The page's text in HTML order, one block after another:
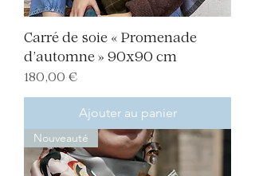
Carré de soie « Promenade
d’automne » 90x90 cm
Prix
180,00 €
Ajouter au panier
Nouveauté